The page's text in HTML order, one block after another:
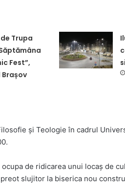
Trupa
Fest”,
și Teologie în cadrul
de ridicarea unui locaș de
slujitor la biserica nou